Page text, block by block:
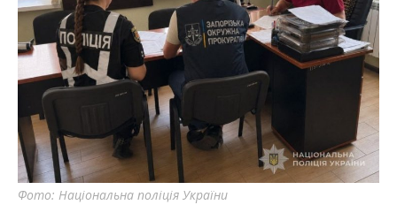
важную информацию о событиях
города Запорожья и области.
Фото: Національна поліція України